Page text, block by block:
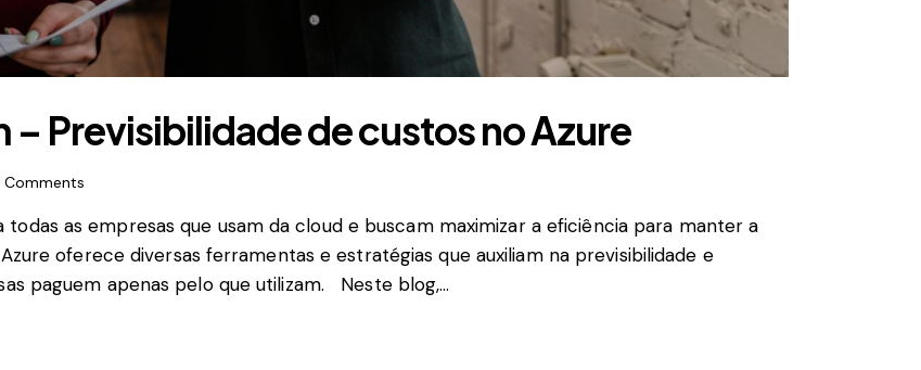
Previsibilidade de custos no Azure
Comments
as empresas que usam da cloud e buscam maximizar a eficiência para manter a
oferece diversas ferramentas e estratégias que auxiliam na previsibilidade e
paguem apenas pelo que utilizam. Neste blog,…